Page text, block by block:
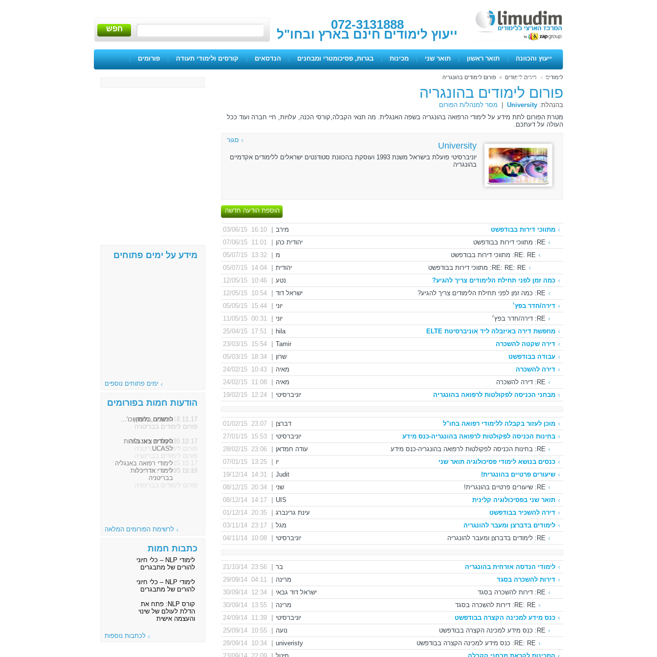
072-3131888
ייעוץ לימודים חינם בארץ ובחו"ל חפש
ייעוץ והכוונה | תואר ראשון | תואר שני | מכינות | בגרות, פסיכומטרי ומבחנים | הנדסאים | קורסים ולימודי תעודה | פורומים |
ימים פתוחיםלימודים > פורום לימודים > פורום לימודים בהונגריה
פורום לימודים בהונגריה
בהנהלת: University
מסר למנהל/ת הפורום
מטרת הפורום לתת מידע על לימודי הרפואה בהונגריה בשפה האנגלית. מה תנאי הקבלה,קורסי הכנה, עלויות, חיי חברה ועוד ככל
העולה על דעתכם.
University
יוניברסיטי פועלת בישראל משנת 1993 ועוסקת בהכוונת סטודנטים ישראלים ללימודים אקדמיים
בהונגריה
סגור
הוספת הודעה חדשה
מתווכי דירות בבודפשט מירב
16:10 03/06/15
RE: מתווכי דירות בבודפשט
יהודית כהן
11:01 07/06/15
RE: RE: מתווכי דירות בבודפשט
מ
13:32 05/07/15
RE: RE: RE: מתווכי דירות בבודפשט
יהודית
14:04 05/07/15
כמה זמן לפני תחילת הלימודים צריך להגיע?
נטע
10:46 12/05/15
RE: כמה זמן לפני תחילת הלימודים צריך להגיע?
ישראל דוד
10:54 12/05/15
דירה/חדר בפץ׳
יוני
15:44 05/05/15
RE: דירה/חדר בפץ׳
יוני
00:31 11/05/15
מחפשת דירה באיזבלה ליד אוניברסיטת ELTE
hila
17:51 25/04/15
דירה שקטה להשכרה
Tamir
15:54 23/03/15
עבודה בבודפשט
שרון
18:34 05/03/15
דירה להשכרה
מאיה
10:43 24/02/15
RE: דירה להשכרה
מאיה
11:08 24/02/15
מבחני הכניסה לפקולטות לרפואה בהונגריה
יוניברסיטי 12:24 19/02/15
מוכן לעזור בקבלה ללימודי רפואה בחו"ל דברצן
23:07 01/02/15
בחינות הכניסה לפקולטות לרפואה בהונגריה-כנס מידע
יוניברסיטי
15:53 27/01/15
RE: בחינות הכניסה לפקולטות לרפואה בהונגריה-כנס מידע
עודה חמדאן
23:06 28/02/15
כנסים בנושא לימודי פסיכולוגיה תואר שני
יו
13:25 07/01/15
שיעורים פרטיים בהונגרית!
Judit
14:31 19/12/14
RE: שיעורים פרטיים בהונגרית!
שני
20:34 08/12/15
תואר שני בפסיכולוגיה קלינית
UIS
14:17 08/12/14
דירה להשכיר בבודפשט
עינת גרינברג
20:35 01/12/14
לימודים בדברצן ומעבר להונגריה
מגל
23:17 03/11/14
RE: לימודים בדברצן ומעבר להונגריה
יוניברסיטי 10:08 04/11/14
לימודי הנדסה אזרחית בהונגריה בר
23:56 21/10/14
דירות להשכרה בסגד
מרינה
04:11 29/09/14
RE: דירות להשכרה בסגד
ישראל דוד גבאי
12:34 30/09/14
RE: RE: דירות להשכרה בסגד
מרינה
13:55 30/09/14
כנס מידע למכינה הקצרה בבודפשט
יוניברסיטי
11:39 24/09/14
RE: כנס מידע למכינה הקצרה בבודפשט
נועה
10:55 25/09/14
RE: RE: כנס מידע למכינה הקצרה בבודפשט
univeristy
10:34 28/09/14
מידע על ימים פתוחים
ימים פתוחים נוספים
הודעות חמות בפורומים
8.11.17 הרשמה, מימון וכו'...
פורום לימודים בבריטניה
30.10.17לימודים באנגליה
פורום לימודים בבריטניה
15.10.17לימודי רפואה באנגליה
פורום לימודים בבריטניה
לרשימת הפורומים המלאה
כתבות חמות
לימודי NLP – כלי חיוני
להורים של מתבגרים
לימודי NLP – כלי חיוני
להורים של מתבגרים
קורס NLP: פתח את
הדלת לעולם של שינוי
והעצמה אישית
לכתבות נוספות